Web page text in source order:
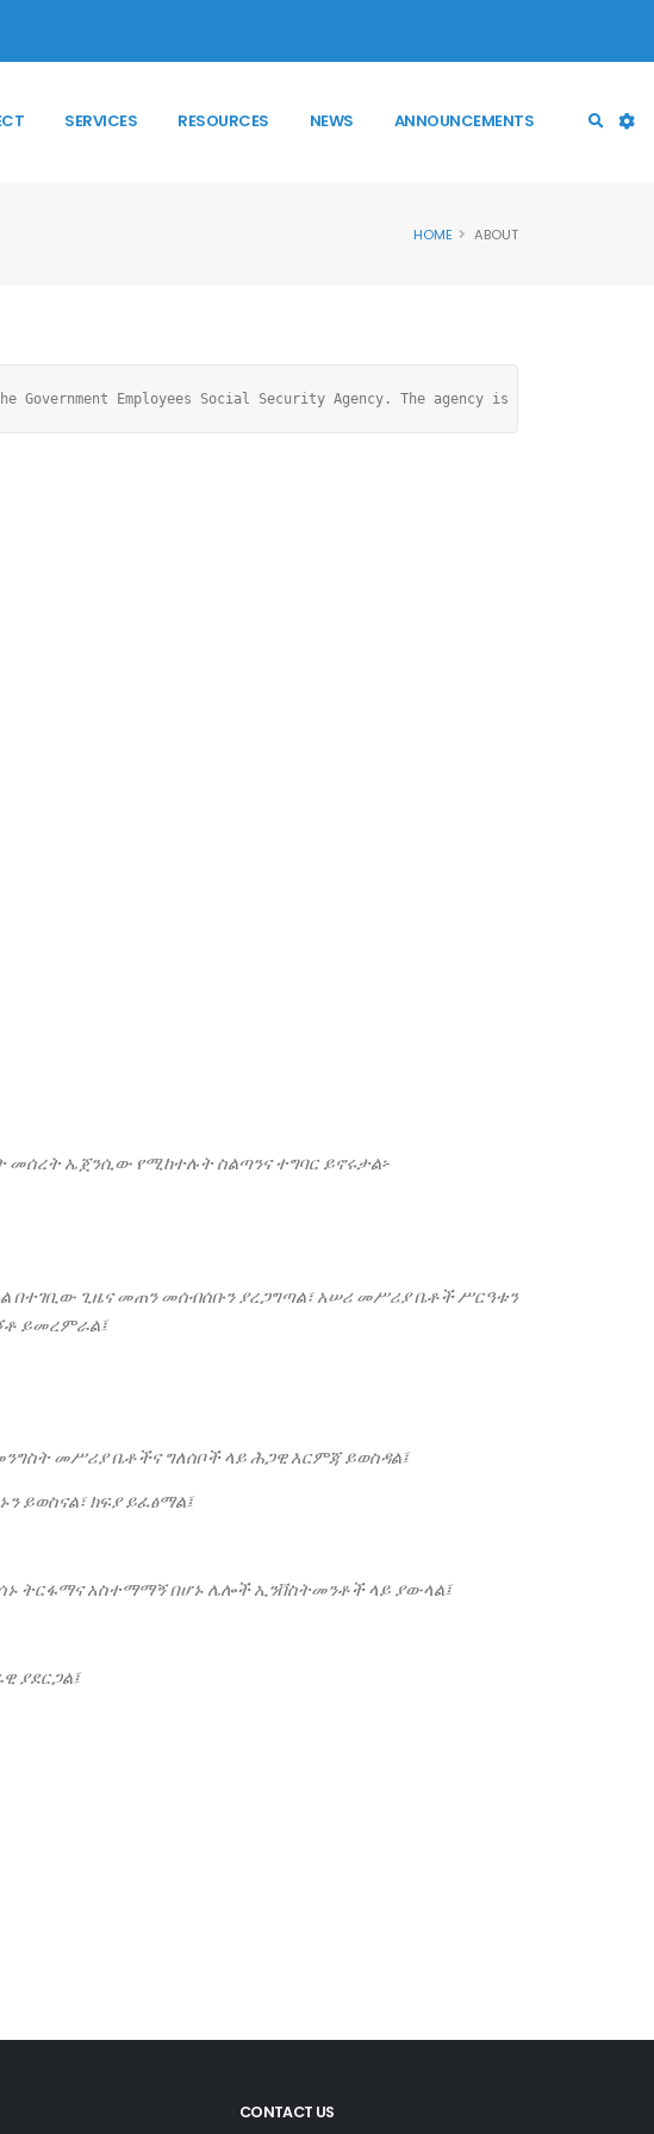
SERVICES RESOURCES NEWS ANNOUNCEMENTS
HOME ABOUT
Employees Social Security Agency. The agency is a federal
መሰረት ኤጀንሲው የሚከተሉት ስልጣንና ተግባር ይኖሩታል፡-
በተገቢው ጊዜና መጠን መሰብሰቡን ያረጋግጣል፣ አሠሪ መሥሪያቤቶች ሥርዓቱን
ይመረምራል፤
መሥሪያቤቶችና ግለሰቦች ላይሕጋዊ እርምጃ ይወስዳል፤
ይወስናል፣ ክፍያ ይፈፅማል፤
ትርፋማና አስተማማኝበሆኑ ሌሎች ኢንቨስትመንቶች ላይ ያውላል፤
ያደርጋል፤
CONTACT US